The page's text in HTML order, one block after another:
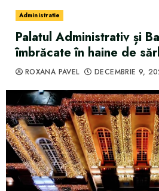
Administratie
Palatul Administrativ și
îmbrăcate în haine de
ROXANA PAVEL DECEMBRIE 9,